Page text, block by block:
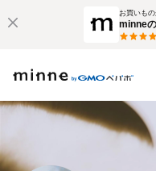
お買いも
minne